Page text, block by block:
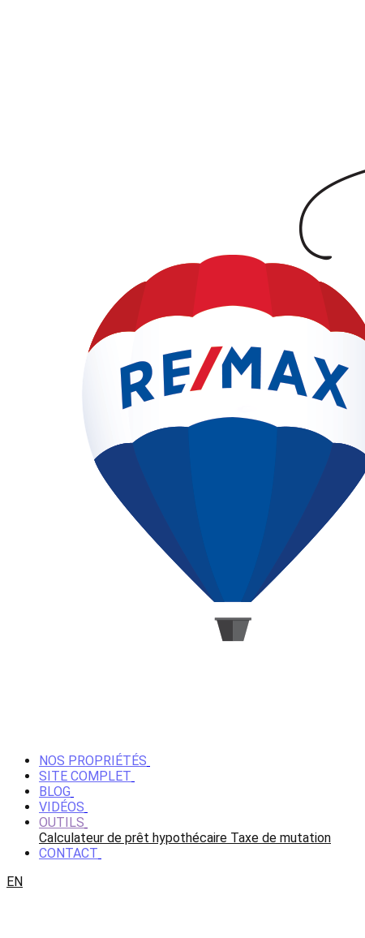
NOS PROPRIÉTÉS
SITE COMPLET
BLOG
VIDÉOS
OUTILS
Calculateur de prêt hypothécaire Taxe de mutation
CONTACT
EN